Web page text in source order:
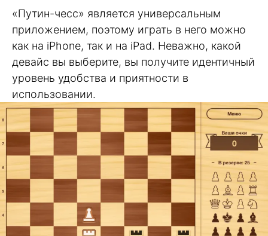
«Путин-чесс» является универсальным
приложением, поэтому играть в него можно
как на iPhone, так и на iPad. Неважно, какой
девайс вы выберите, вы получите идентичный
уровень удобства и приятности в
использовании.